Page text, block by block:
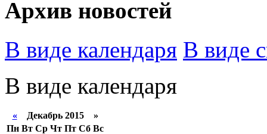
Архив новостей
В виде календаря В виде
В виде календаря
«Декабрь 2015 »
Пн Вт Ср Чт Пт Сб Вс